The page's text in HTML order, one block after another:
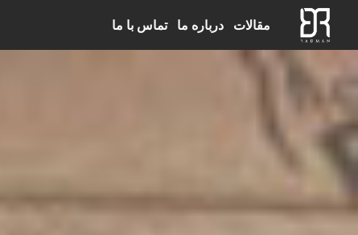
مقالات درباره ما تماس با ما